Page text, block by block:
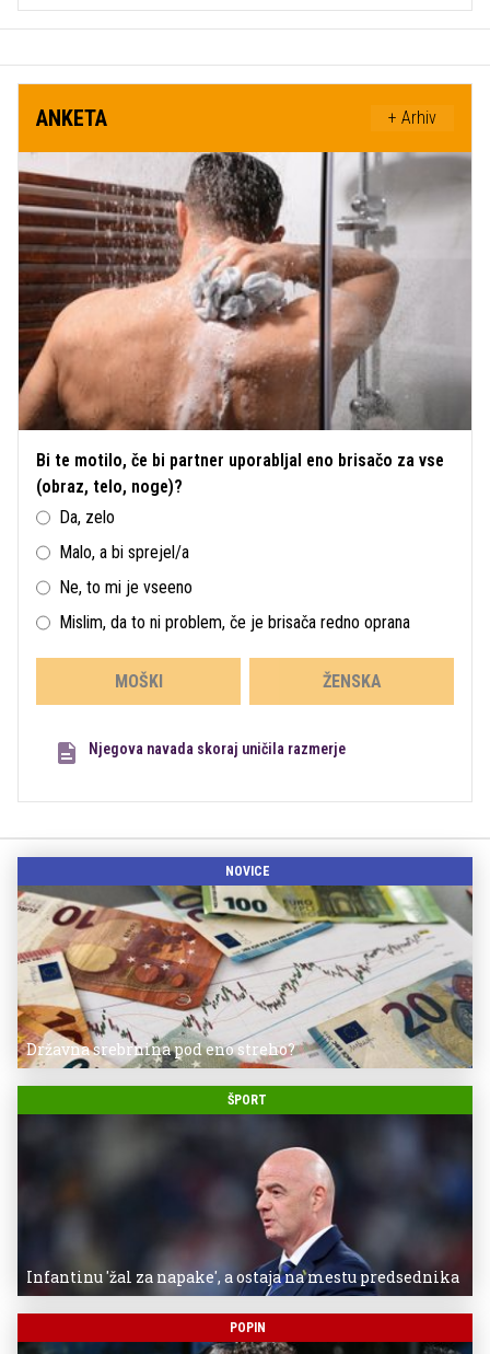
ANKETA + Arhiv
Bi te motilo, če bi partner uporabljal eno brisačo za vse
(obraz, telo, noge)?
Da, zelo
Malo, a bi sprejel/a
Ne, to mi je vseeno
Mislim, da to ni problem, če je brisača redno oprana
MOŠKI ŽENSKA
Njegova navada skoraj uničila razmerje
NOVICE
Državna srebrnina pod eno streho?
ŠPORT
Infantinu 'žal za napake', a ostaja na mestu predsednika
POPIN